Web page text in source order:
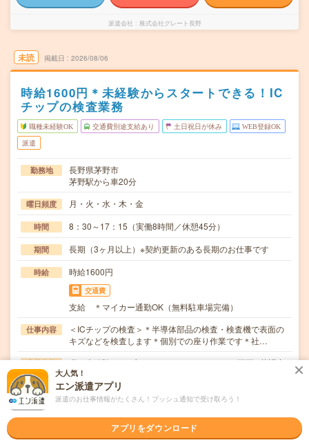
派遣会社 株式会社グレート長野
未読 掲載日 2026/08/06
時給1600円＊未経験からスタートできる！IC
チップの検査業務
職種未経験OK 交通費別途支給あり 土日祝日が休み WEB登録OK
派遣
勤務地
長野県茅野市
茅野駅から車20分
曜日頻度 月・火・水・木・金
時間 8：30～17：15（実働8時間／休憩45分）
期間 長期（3ヶ月以上）※契約更新のある長期のお仕事です
時給 時給1600円
交通費
支給 ＊マイカー通勤OK（無料駐車場完備）
仕事内容
＜ICチップの検査＞＊半導体部品の検査・検査機で表面の
キズなどを検査します＊個別での座り作業です＊社…
応募資格
職種未経験OK / ブランクOK / パソコンスキル不要 / 英語力
不要
不問
職場の雰囲気
大人気！
エン派遣アプリ
派遣のお仕事情報がたくさん！プッシュ通知で受け取ろう！
アプリをダウンロード